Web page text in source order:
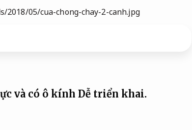
và có ô kính Dễ triển khai.